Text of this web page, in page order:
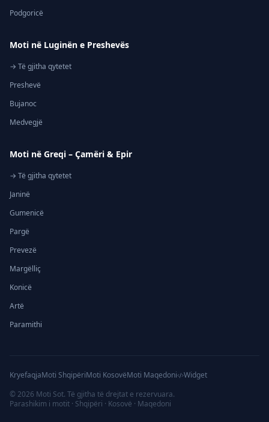
Podgoricë
Moti në Luginën e Preshevës
→ Të gjitha qytetet
Preshevë
Bujanoc
Medvegjë
Moti në Greqi – Çamëri & Epir
→ Të gjitha qytetet
Janinë
Gumenicë
Pargë
Prevezë
Margëlliç
Konicë
Artë
Paramithi
KryefaqjaMoti ShqipëriMoti KosovëMoti Maqedoni
Widget
© 2026 Moti Sot. Të gjitha të drejtat e rezervuara.
Parashikim i motit · Shqipëri · Kosovë · Maqedoni